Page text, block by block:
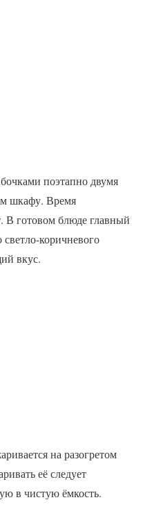
поэтапно двумя
шкафу. Время
В готовом блюде главный
коричневого
вкус.
на разогретом
её следует
в чистую ёмкость.